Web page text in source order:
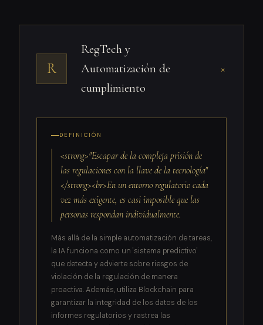
R
RegTech y
Automatización de
cumplimiento
+
DEFINICIÓN
<strong>"Escapar de la compleja prisión de
las regulaciones con la llave de la tecnología"
</strong><br>En un entorno regulatorio cada
vez más exigente, es casi imposible que las
personas respondan individualmente.
Más allá de la simple automatización de tareas,
la IA funciona como un 'sistema predictivo'
que detecta y advierte sobre riesgos de
violación de la regulación de manera
proactiva. Además, utiliza Blockchain para
garantizar la integridad de los datos de los
informes regulatorios y rastrea las